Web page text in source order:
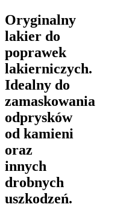
Oryginalny
lakier do
poprawek
lakierniczych.
Idealny do
zamaskowania
odprysków
od kamieni
oraz
innych
drobnych
uszkodzeń.